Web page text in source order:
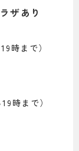
ザあり
時まで）
時まで）